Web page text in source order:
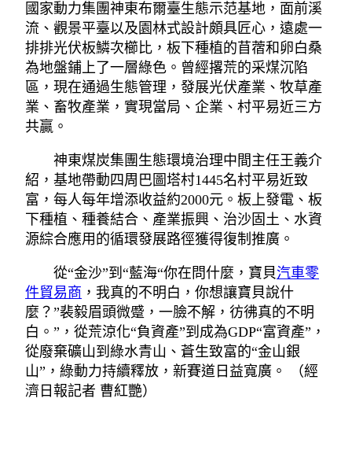
國家動力集團神東布爾臺生態示范基地，面前溪
流、觀景平臺以及園林式設計頗具匠心，遠處一
排排光伏板鱗次櫛比，板下種植的苜蓿和卵白桑
為地盤鋪上了一層綠色。曾經撂荒的采煤沉陷
區，現在通過生態管理，發展光伏產業、牧草產
業、畜牧產業，實現當局、企業、村平易近三方
共贏。
神東煤炭集團生態環境治理中間主任王義介
紹，基地帶動四周巴圖塔村1445名村平易近致
富，每人每年增添收益約2000元。板上發電、板
下種植、種養結合、產業振興、治沙固土、水資
源綜合應用的循環發展路徑獲得復制推廣。
從“金沙”到“藍海“你在問什麼，寶貝汽車零
件貿易商 ，我真的不明白，你想讓寶貝說什
麼？”裴毅眉頭微蹙，一臉不解，彷彿真的不明
白。”，從荒涼化“負資產”到成為GDP“富資產”，
從廢棄礦山到綠水青山、蒼生致富的“金山銀
山”，綠動力持續釋放，新賽道日益寬廣。 （經
濟日報記者 曹紅艷）